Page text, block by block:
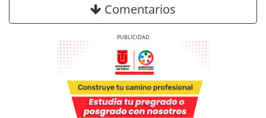
Comentarios